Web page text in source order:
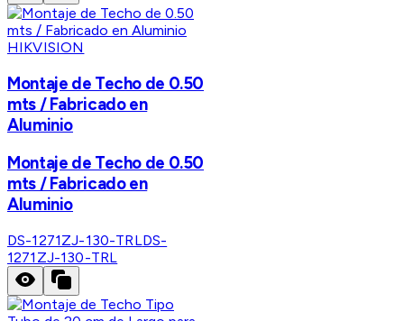
HIKVISION
Montaje de Techo de 0.50
mts / Fabricado en
Aluminio
Montaje de Techo de 0.50
mts / Fabricado en
Aluminio
DS-1271ZJ-130-TRLDS-
1271ZJ-130-TRL